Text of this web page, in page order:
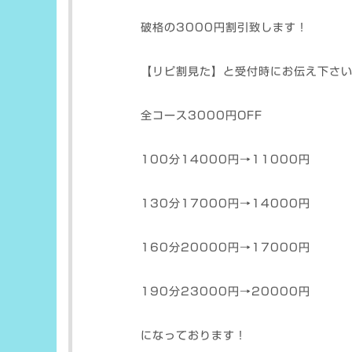
破格の3000円割引致します！
【リピ割見た】と受付時にお伝え下さ
全コース3000円OFF
100分14000円→11000円
130分17000円→14000円
160分20000円→17000円
190分23000円→20000円
になっております！